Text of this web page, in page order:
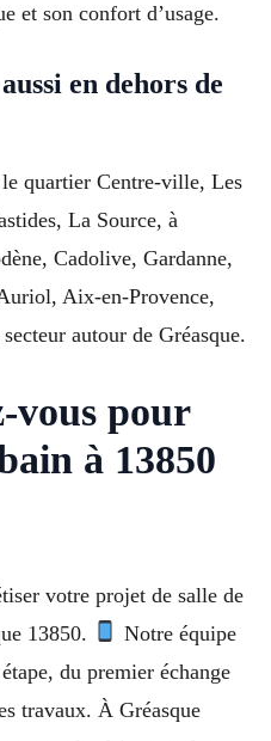
et son confort d’usage.
en dehors de
quartier Centre-ville, Les
La Source, à
Cadolive, Gardanne,
Aix-en-Provence,
autour de Gréasque.
vous pour
à 13850
votre projet de salle de
13850.
Notre équipe
du premier échange
travaux. À Gréasque